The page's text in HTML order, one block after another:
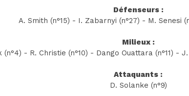
Défenseurs :
A. Smith (n°15) - I. Zabarnyi (n°27) - M. Senesi
Milieux :
(n°4) - R. Christie (n°10) - Dango Ouattara (n°11) -
Attaquants :
D. Solanke (n°9)